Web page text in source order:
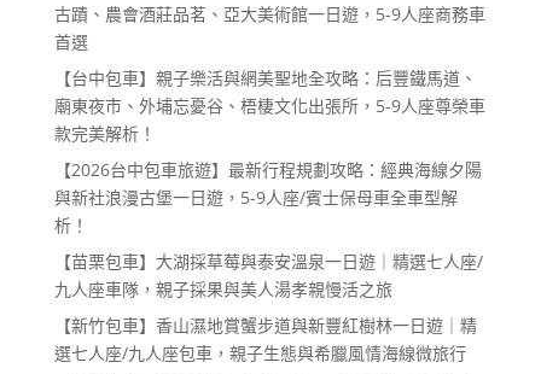
古蹟、農會酒莊品茗、亞大美術館一日遊，5-9人座商務車
首選
【台中包車】親子樂活與網美聖地全攻略：后豐鐵馬道、
廟東夜市、外埔忘憂谷、梧棲文化出張所，5-9人座尊榮車
款完美解析！
【2026台中包車旅遊】最新行程規劃攻略：經典海線夕陽
與新社浪漫古堡一日遊，5-9人座/賓士保母車全車型解
析！
【苗栗包車】大湖採草莓與泰安溫泉一日遊｜精選七人座/
九人座車隊，親子採果與美人湯孝親慢活之旅
【新竹包車】香山濕地賞蟹步道與新豐紅樹林一日遊｜精
選七人座/九人座包車，親子生態與希臘風情海線微旅行